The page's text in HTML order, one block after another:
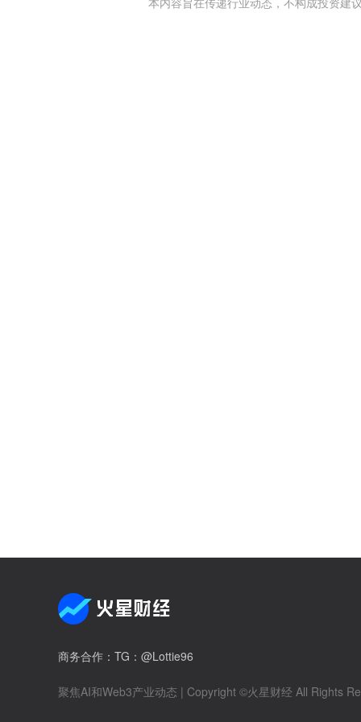
商务合作 ：TG：@Lottie96
聚焦AI和Web3产业动态 | Copyright ©火星财经 All Rights